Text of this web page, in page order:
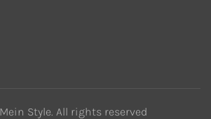
Mein Style . All rights reserved